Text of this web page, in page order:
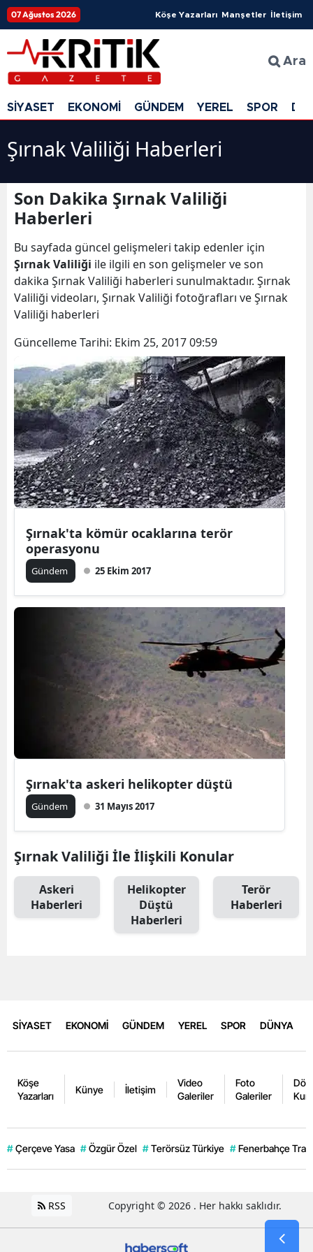
07 Ağustos 2026 Köşe Yazarları Manşetler İletişim
Ara
SİYASET EKONOMİ GÜNDEM YEREL SPOR
Şırnak Valiliği Haberleri
Son Dakika Şırnak Valiliği
Haberleri
Bu sayfada güncel gelişmeleri takip edenler için
Şırnak Valiliği ile ilgili en son gelişmeler ve son
dakika Şırnak Valiliği haberleri sunulmaktadır. Şırnak
Valiliği videoları, Şırnak Valiliği fotoğrafları ve Şırnak
Valiliği haberleri
Güncelleme Tarihi: Ekim 25, 2017 09:59
Şırnak'ta kömür ocaklarına terör
operasyonu
Gündem 25 Ekim 2017
Şırnak'ta askeri helikopter düştü
Gündem 31 Mayıs 2017
Şırnak Valiliği İle İlişkili Konular
Askeri
Haberleri
Helikopter
Düştü
Haberleri
Terör
Haberleri
SİYASET EKONOMİ GÜNDEM YEREL SPOR DÜNYA
Köşe
Yazarları
Künye İletişim
Video
Galeriler
Foto
Galeriler
# Çerçeve Yasa # Özgür Özel # Terörsüz Türkiye # Fenerbahçe
RSS Copyright © 2026 . Her hakkı saklıdır.